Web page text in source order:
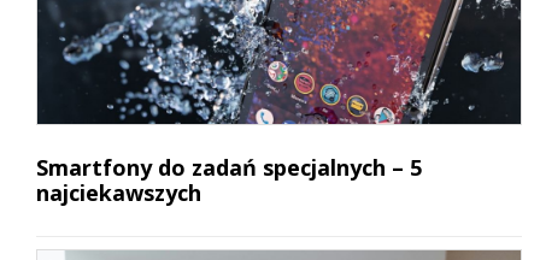
Smartfony do zadań specjalnych – 5
najciekawszych